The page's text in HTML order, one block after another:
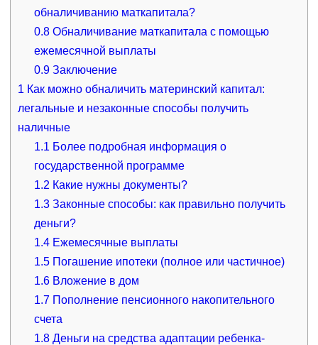
обналичиванию маткапитала?
0.8 Обналичивание маткапитала с помощью
ежемесячной выплаты
0.9 Заключение
1 Как можно обналичить материнский капитал:
легальные и незаконные способы получить
наличные
1.1 Более подробная информация о
государственной программе
1.2 Какие нужны документы?
1.3 Законные способы: как правильно получить
деньги?
1.4 Ежемесячные выплаты
1.5 Погашение ипотеки (полное или частичное)
1.6 Вложение в дом
1.7 Пополнение пенсионного накопительного
счета
1.8 Деньги на средства адаптации ребенка-